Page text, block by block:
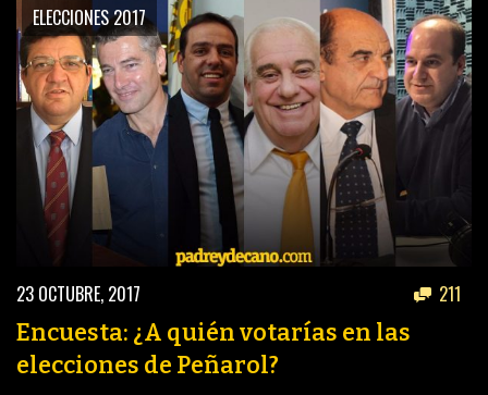
ELECCIONES 2017
23 OCTUBRE, 2017 211
Encuesta: ¿A quién votarías en las
elecciones de Peñarol?